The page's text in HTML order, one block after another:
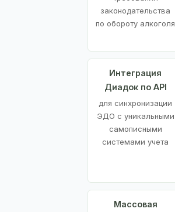
законодательства
по обороту алкоголя
Интеграция
Диадок по API
для синхронизации
ЭДО с уникальными
самописными
системами учета
Массовая